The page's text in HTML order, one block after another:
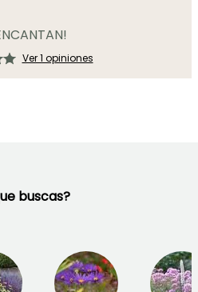
Ver 1 opiniones
buscas?